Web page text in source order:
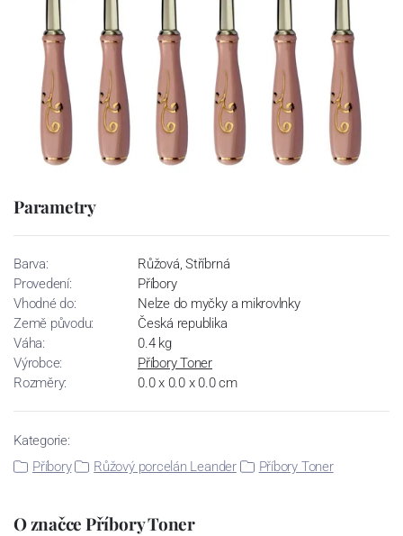
Parametry
Barva:
Růžová, Stříbrná
Provedení:
Příbory
Vhodné do:
Nelze do myčky a mikrovlnky
Země původu:
Česká republika
Váha:
0.4 kg
Výrobce:
Příbory Toner
Rozměry:
0.0 x 0.0 x 0.0 cm
Kategorie:
Příbory
Růžový porcelán Leander Příbory Toner
O značce Příbory Toner